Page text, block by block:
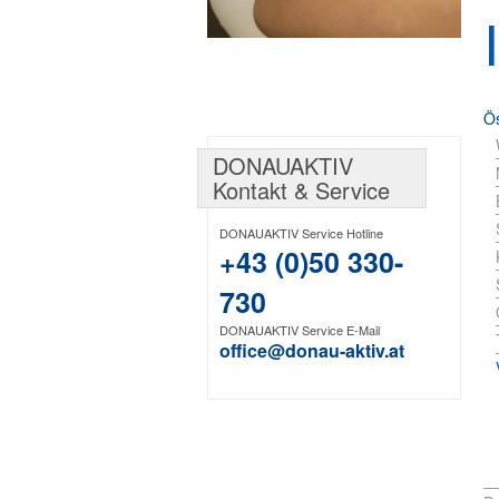
DONAUAKTIV
Kontakt & Service
DONAUAKTIV Service Hotline
+43 (0)50 330-
730
DONAUAKTIV Service E-Mail
office@donau-aktiv.at